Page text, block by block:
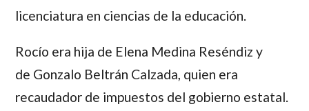
licenciatura en ciencias de la educación.
Rocío era hija de Elena Medina Reséndiz y
de Gonzalo Beltrán Calzada, quien era
recaudador de impuestos del gobierno estatal.